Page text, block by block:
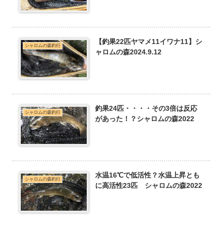
シャロムの森釣行
【釣果22匹ヤマメ11イワナ11】シ
ャロムの森2024.9.12
シャロムの森釣行
釣果24匹・・・・その3倍は反応
があった！？シャロムの森2022
シャロムの森釣行
水温16℃で低活性？水温上昇とも
に高活性23匹 シャロムの森2022